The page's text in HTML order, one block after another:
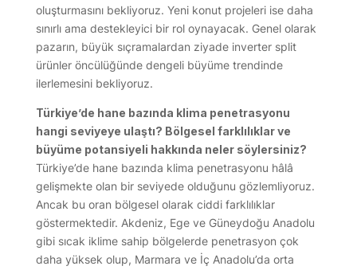
oluşturmasını bekliyoruz. Yeni konut projeleri ise daha
sınırlı ama destekleyici bir rol oynayacak. Genel olarak
pazarın, büyük sıçramalardan ziyade inverter split
ürünler öncülüğünde dengeli büyüme trendinde
ilerlemesini bekliyoruz.
Türkiye’de hane bazında klima penetrasyonu
hangi seviyeye ulaştı? Bölgesel farklılıklar ve
büyüme potansiyeli hakkında neler söylersiniz?
Türkiye’de hane bazında klima penetrasyonu hâlâ
gelişmekte olan bir seviyede olduğunu gözlemliyoruz.
Ancak bu oran bölgesel olarak ciddi farklılıklar
göstermektedir. Akdeniz, Ege ve Güneydoğu Anadolu
gibi sıcak iklime sahip bölgelerde penetrasyon çok
daha yüksek olup, Marmara ve İç Anadolu’da orta